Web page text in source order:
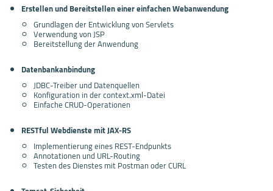
Erstellen und Bereitstellen einer einfachen Webanwendung
Grundlagen der Entwicklung von Servlets
Verwendung von JSP
Bereitstellung der Anwendung
Datenbankanbindung
JDBC-Treiber und Datenquellen
Konfiguration in der context.xml-Datei
Einfache CRUD-Operationen
RESTful Webdienste mit JAX-RS
Implementierung eines REST-Endpunkts
Annotationen und URL-Routing
Testen des Dienstes mit Postman oder CURL